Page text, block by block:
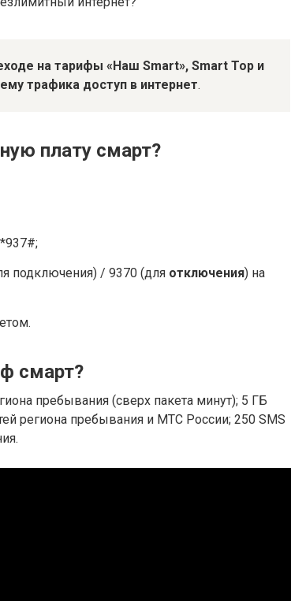
на тарифы «Наш Smart», Smart Top и
трафика доступ в интернет.
плату смарт?
подключения) / 9370 (для отключения) на
смарт?
пребывания (сверх пакета минут); 5 ГБ
региона пребывания и МТС России; 250 SMS